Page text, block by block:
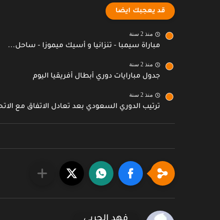
قد يعجبك ايضا
منذ 2 سنة
مباراة سيمبا - تنزانيا و أسيك ميموزا - ساحل...
منذ 2 سنة
جدول مبارايات دوري أبطال أفريقيا اليوم
منذ 2 سنة
ترتيب الدوري السعودي بعد تعادل الاتفاق مع